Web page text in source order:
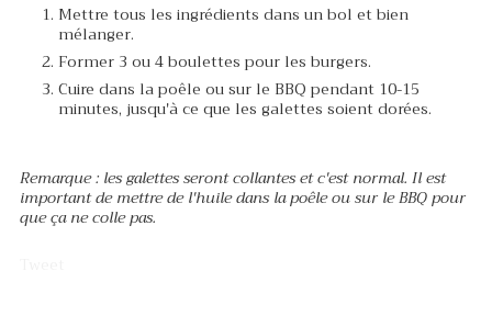
Mettre tous les ingrédients dans un bol et bien
mélanger.
Former 3 ou 4 boulettes pour les burgers.
Cuire dans la poêle ou sur le BBQ pendant 10-15
minutes, jusqu'à ce que les galettes soient dorées.
Remarque : les galettes seront collantes et c'est normal. Il est
important de mettre de l'huile dans la poêle ou sur le BBQ pour
que ça ne colle pas.